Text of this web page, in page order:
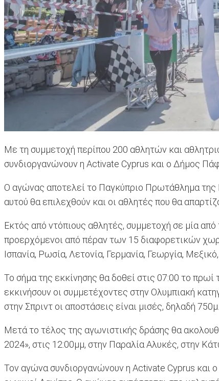
Με τη συμμετοχή περίπου 200 αθλητών και
συνδιοργανώνουν η Αctivate Cyprus και ο Δήμος
Ο αγώνας αποτελεί το Παγκύπριο Πρωτάθλημα της
αυτού θα επιλεχθούν και οι αθλητές που θα
Εκτός από ντόπιους αθλητές, συμμετοχή σε μία
προερχόμενοι από πέραν των 15 διαφορετικών
Ισπανία, Ρωσία, Λετονία, Γερμανία, Γεωργία,
Το σήμα της εκκίνησης θα δοθεί στις 07:00 το
εκκινήσουν οι συμμετέχοντες στην Ολυμπιακή
στην Σπριντ οι αποστάσεις είναι μισές, δηλαδή
Μετά το τέλος της αγωνιστικής δράσης θα
2024», στις 12:00μμ, στην Παραλία Αλυκές, στην
Τον αγώνα συνδιοργανώνουν η Activate Cyprus και